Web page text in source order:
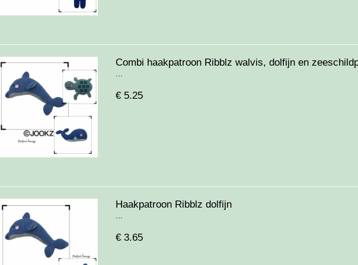
Combi haakpatroon Ribblz walvis, dolfijn en
€ 5.25
Haakpatroon Ribblz dolfijn
€ 3.65